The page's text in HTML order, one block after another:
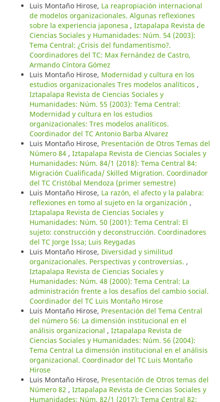
Luis Montaño Hirose, La reapropiación internacional
de modelos organizacionales. Algunas reflexiones
sobre la experiencia japonesa , Iztapalapa Revista de
Ciencias Sociales y Humanidades: Núm. 54 (2003):
Tema Central: ¿Crisis del fundamentismo?.
Coordinadores del TC: Max Fernández de Castro,
Armando Cíntora Gómez
Luis Montaño Hirose, Modernidad y cultura en los
estudios organizacionales Tres modelos analíticos ,
Iztapalapa Revista de Ciencias Sociales y
Humanidades: Núm. 55 (2003): Tema Central:
Modernidad y cultura en los estudios
organizacionales: Tres modelos analíticos.
Coordinador del TC Antonio Barba Alvarez
Luis Montaño Hirose, Presentación de Otros Temas del
Número 84 , Iztapalapa Revista de Ciencias Sociales y
Humanidades: Núm. 84/1 (2018): Tema Central 84:
Migración Cualificada/ Skilled Migration. Coordinador
del TC Cristóbal Mendoza (primer semestre)
Luis Montaño Hirose, La razón, el afecto y la palabra:
reflexiones en tomo al sujeto en la organización ,
Iztapalapa Revista de Ciencias Sociales y
Humanidades: Núm. 50 (2001): Tema Central: El
sujeto: construcción y deconstrucción. Coordinadores
del TC Jorge Issa; Luis Reygadas
Luis Montaño Hirose, Diversidad y similitud
organizacionales. Perspectivas y controversias. ,
Iztapalapa Revista de Ciencias Sociales y
Humanidades: Núm. 48 (2000): Tema Central: La
administración frente a los desafíos del cambio social.
Coordinador del TC Luis Montaño Hirose
Luis Montaño Hirose, Presentación del Tema Central
del número 56: La dimensión institucional en el
análisis organizacional , Iztapalapa Revista de
Ciencias Sociales y Humanidades: Núm. 56 (2004):
Tema Central La dimensión institucional en el análisis
organizacional. Coordinador del TC Luis Montaño
Hirose
Luis Montaño Hirose, Presentación de Otros temas del
Número 82 , Iztapalapa Revista de Ciencias Sociales y
Humanidades: Núm. 82/1 (2017): Tema Central 82: